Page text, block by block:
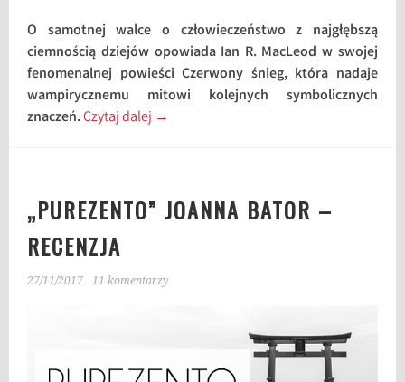
O samotnej walce o człowieczeństwo z najgłębszą
ciemnością dziejów opowiada Ian R. MacLeod w swojej
fenomenalnej powieści Czerwony śnieg, która nadaje
wampirycznemu mitowi kolejnych symbolicznych
znaczeń.Czytaj dalej →
„PUREZENTO” JOANNA BATOR –
RECENZJA
27/11/2017 11 komentarzy